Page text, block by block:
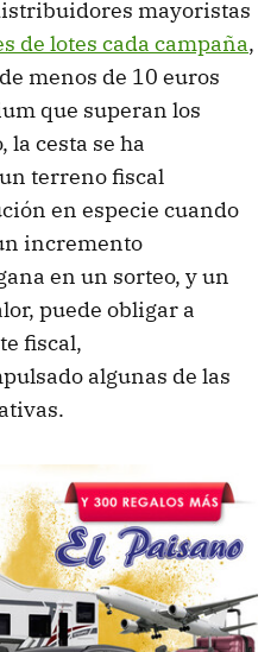
mayoristas
de lotes cada campaña,
menos de 10 euros
que superan los
cesta se ha
terreno fiscal
en especie cuando
incremento
en un sorteo, y un
puede obligar a
fiscal,
algunas de las